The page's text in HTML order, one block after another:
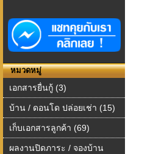
หมวดหมู่
เอกสารยื่นกู้ (3)
บ้าน / ดอนโด ปล่อยเช่า (15)
เก็บเอกสารลูกค้า (69)
ผลงานปิดภาระ / จองบ้าน